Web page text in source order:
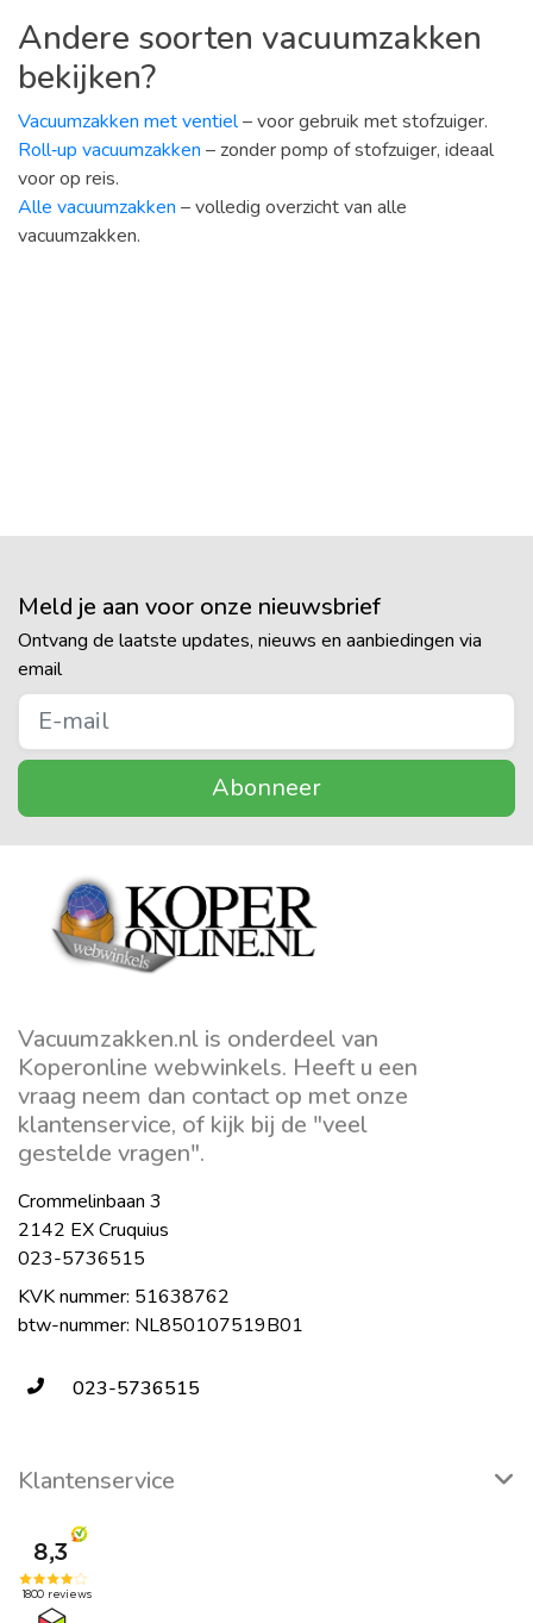
Andere soorten vacuumzakken
bekijken?
Vacuumzakken met ventiel– voor gebruik met stofzuiger.
Roll‑up vacuumzakken – zonder pomp of stofzuiger, ideaal
voor op reis.
Alle vacuumzakken – volledig overzicht van alle
vacuumzakken.
Meld je aan voor onze nieuwsbrief
Ontvang de laatste updates, nieuws en aanbiedingen via
email
Abonneer
Vacuumzakken.nl is onderdeel van
Koperonline webwinkels. Heeft u een
vraag neem dan contact op met onze
klantenservice, of kijk bij de "veel
gestelde vragen".
Crommelinbaan 3
2142 EX Cruquius
023-5736515
KVK nummer: 51638762
btw-nummer: NL850107519B01
023-5736515
Klantenservice